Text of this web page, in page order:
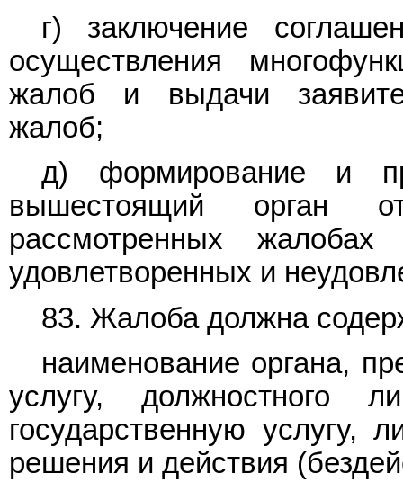
г) заключение
осуществления
жалоб и выдачи
жалоб;
д) формирование и
вышестоящий орган
рассмотренных
удовлетворенных и
83. Жалоба должна
наименование органа,
услугу, должностного
государственную услугу,
решения и действия